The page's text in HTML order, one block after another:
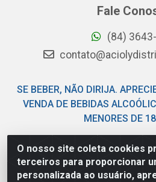
O nosso site coleta cookies
terceiros para proporcionar
personalizada ao usuário,
Fale
(84)
SE BEBER, NÃO DIRIJA.
VENDA DE BEBIDAS
MENORES DE
Acioly Distribuidora - Av Piloto
Exposições - Parnamirim/RN -